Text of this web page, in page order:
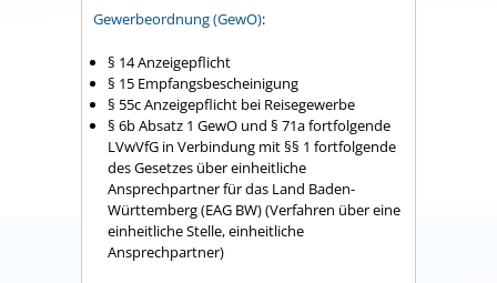
Gewerbeordnung (GewO):
§ 14 Anzeigepflicht
§ 15 Empfangsbescheinigung
§ 55c Anzeigepflicht bei Reisegewerbe
§ 6b Absatz 1 GewO und § 71a fortfolgende
LVwVfG in Verbindung mit§§ 1 fortfolgende
desGesetzes über einheitliche
Ansprechpartner für das Land Baden-
Württemberg(EAG BW)(Verfahren über eine
einheitliche Stelle, einheitliche
Ansprechpartner)